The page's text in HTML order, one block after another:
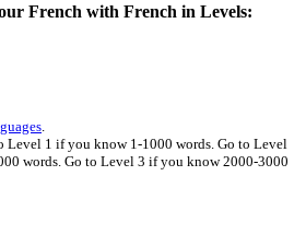
French with French in Levels:
Level 1 if you know 1-1000 words. Go to Level
words. Go to Level 3 if you know 2000-3000